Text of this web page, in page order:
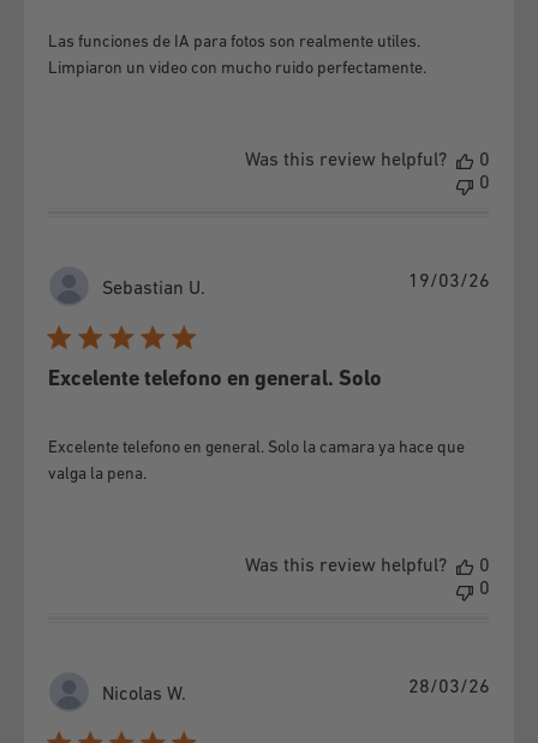
Las funciones de IA para fotos son realmente utiles.
Limpiaron un video con mucho ruido perfectamente.
Was this review helpful?
0
0
Sebastian U.
Excelente telefono en general. Solo
Excelente telefono en general. Solo la camara ya hace que
valga la pena.
19/03/26
Was this review helpful?
0
0
Nicolas W. 28/03/26